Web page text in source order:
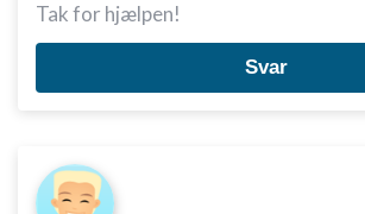
Tak for hjælpen!
Svar